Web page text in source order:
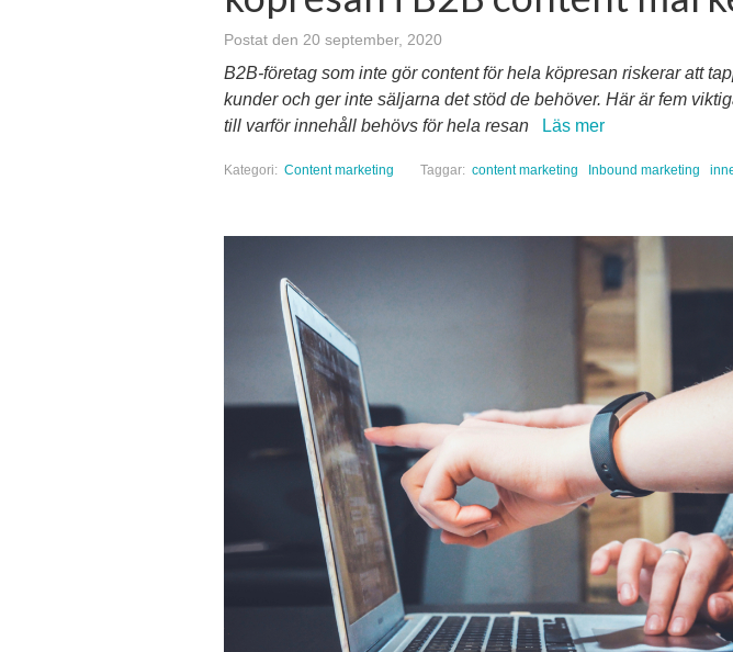
Postat den 20 september, 2020
B2B-företag som inte gör content för hela köpresan riskerar att
kunder och ger inte säljarna det stöd de behöver. Här är fem
till varför innehåll behövs för hela resan
Läs mer
Kategori: Content marketing Taggar: content marketing Inbound marketing